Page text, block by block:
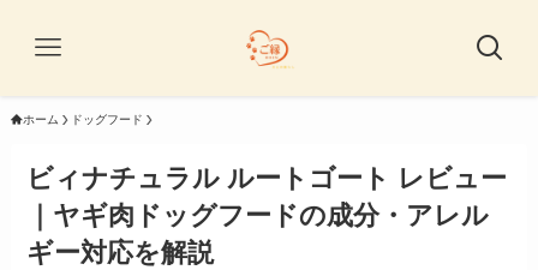
ホーム ドッグフード
ビィナチュラル ルートゴート レビュー
｜ヤギ肉ドッグフードの成分・アレル
ギー対応を解説